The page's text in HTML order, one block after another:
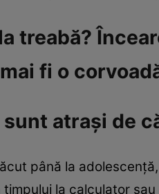
treabă?
fi o
atraşi de
până la
la calculator